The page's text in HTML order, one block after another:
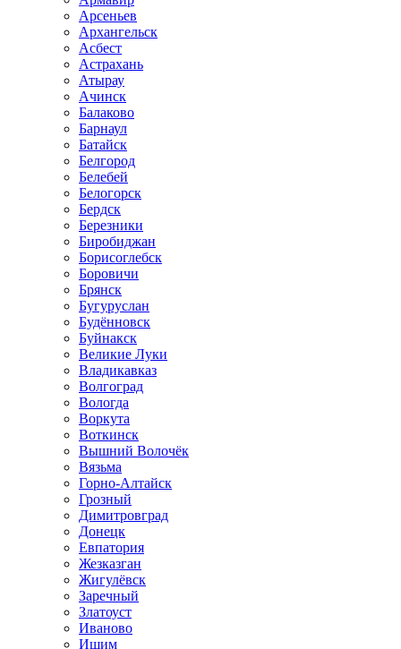
Арсеньев
Архангельск
Асбест
Астрахань
Атырау
Ачинск
Балаково
Барнаул
Батайск
Белгород
Белебей
Белогорск
Бердск
Березники
Биробиджан
Борисоглебск
Боровичи
Брянск
Бугуруслан
Будённовск
Буйнакск
Великие Луки
Владикавказ
Волгоград
Вологда
Воркута
Воткинск
Вышний Волочёк
Вязьма
Горно-Алтайск
Грозный
Димитровград
Донецк
Евпатория
Жезказган
Жигулёвск
Заречный
Златоуст
Иваново
Ишим